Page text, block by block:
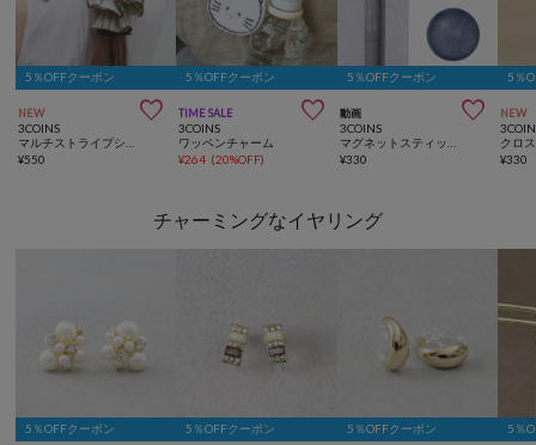
5％OFFクーポン
NEW 
3COINS
¥550
5％OFFクーポン
TIME SALE 
3COINS
ワッペンチャーム
¥264 (20%OFF)
5％OFFクーポン
動画 
3COINS
¥330
5％
NEW
¥330
チャーミングなイヤリング
5％OFFクーポン 5％OFFクーポン 5％OFFクーポン 5％